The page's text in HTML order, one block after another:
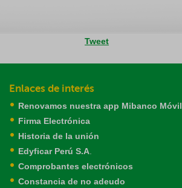
Tweet
Enlaces de interés
Renovamos nuestra app Mibanco Móvil
Firma Electrónica
Historia de la unión
Edyficar Perú S.A
Comprobantes electrónicos
Constancia de no adeudo